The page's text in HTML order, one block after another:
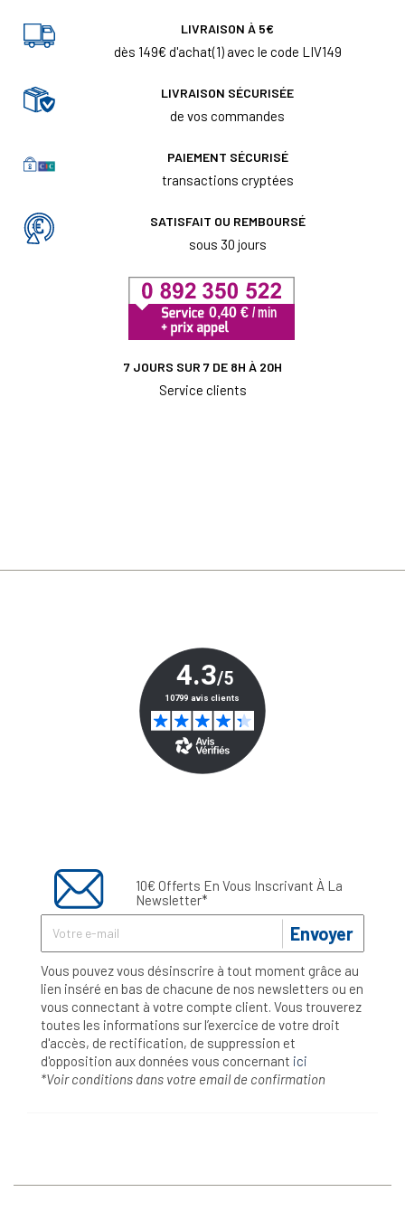
LIVRAISON À 5€
dès 149€ d'achat(1) avec le code LIV149
LIVRAISON SÉCURISÉE
de vos commandes
PAIEMENT SÉCURISÉ
transactions cryptées
SATISFAIT OU REMBOURSÉ
sous 30 jours
7 JOURS SUR 7 DE 8H À 20H
Service clients
10€ Offerts En Vous Inscrivant À La
Newsletter*
Envoyer
Vous pouvez vous désinscrire à tout moment grâce au
lien inséré en bas de chacune de nos newsletters ou en
vous connectant à votre compte client. Vous trouverez
toutes les informations sur l’exercice de votre droit
d'accès, de rectification, de suppression et
d'opposition aux données vous concernant ici
*Voir conditions dans votre email de confirmation